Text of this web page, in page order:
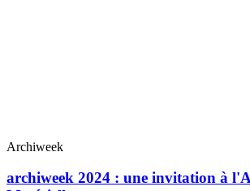
Archiweek
archiweek 2024 : une invitation à